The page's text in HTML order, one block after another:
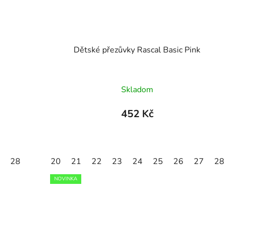
28 30 31 32 33 34 35
Dětské přezůvky Rascal Basic Pink
Skladom
452 Kč
20 21 22 23 24 25 26 27 28
NOVINKA